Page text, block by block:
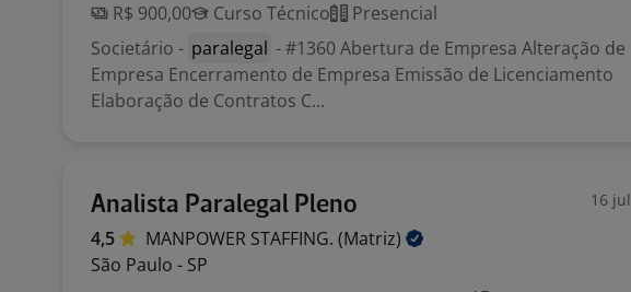
R$ 900,00
Curso Técnico
Presencial
Societário - paralegal - #1360 Abertura de Empresa Alteração de
Empresa Encerramento de Empresa Emissão de Licenciamento
Elaboração de Contratos C...
Analista Paralegal Pleno 16 jul
4,5 MANPOWER STAFFING. (Matriz)
São Paulo - SP